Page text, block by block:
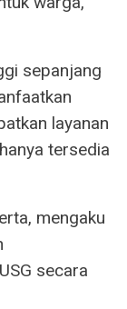
sepanjang
layanan
tersedia
mengaku
secara